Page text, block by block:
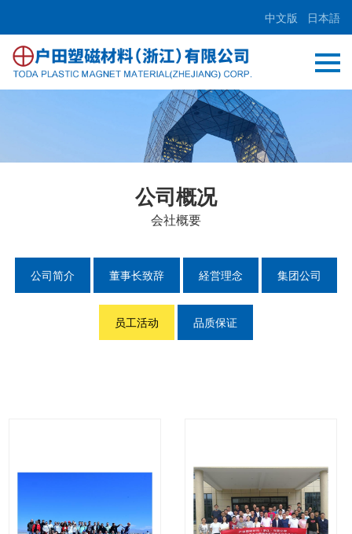
中文版 日本語
公司概况
会社概要
公司简介 董事长致辞 経営理念 集团公司
员工活动 品质保证